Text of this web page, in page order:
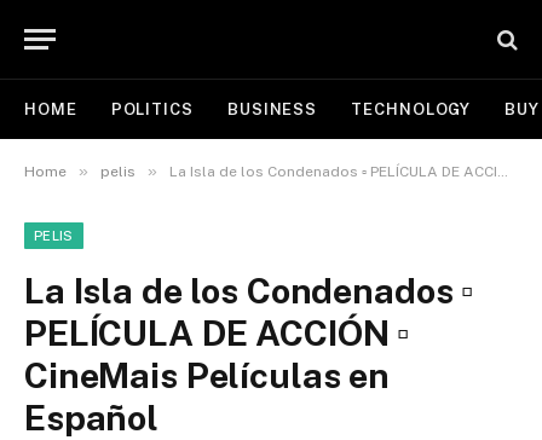
HOME POLITICS BUSINESS TECHNOLOGY
Home » pelis » La Isla de los Condenados ▫️ PELÍCULA DE ACCIÓN ▫️ CineMais Películas en Español
PELIS
La Isla de los Condenados ▫️
PELÍCULA DE ACCIÓN ▫️
CineMais Películas en
Español